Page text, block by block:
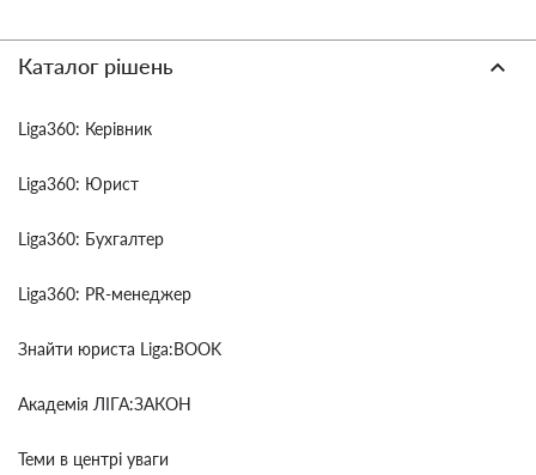
Каталог рішень
Liga360: Керівник
Liga360: Юрист
Liga360: Бухгалтер
Liga360: PR-менеджер
Знайти юриста Liga:BOOK
Академія ЛІГА:ЗАКОН
Теми в центрі уваги